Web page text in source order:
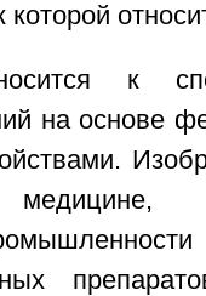
которой
к
на основе